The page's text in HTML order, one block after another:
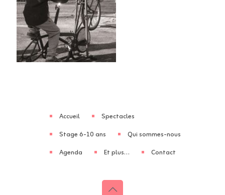
Accueil
Spectacles
Stage 6-10 ans
Qui sommes-nous
Agenda
Et plus… Contact